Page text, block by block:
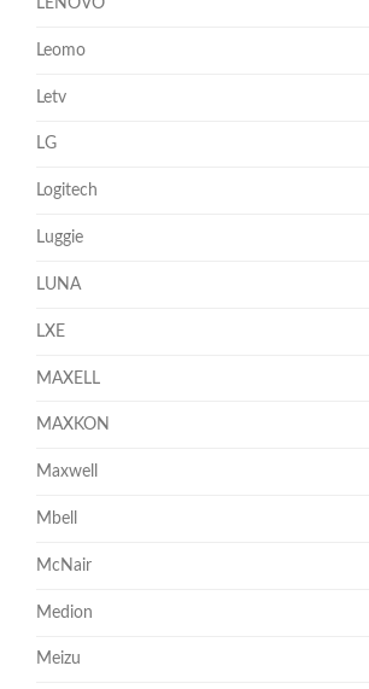
LENOVO
Leomo
Letv
LG
Logitech
Luggie
LUNA
LXE
MAXELL
MAXKON
Maxwell
Mbell
McNair
Medion
Meizu